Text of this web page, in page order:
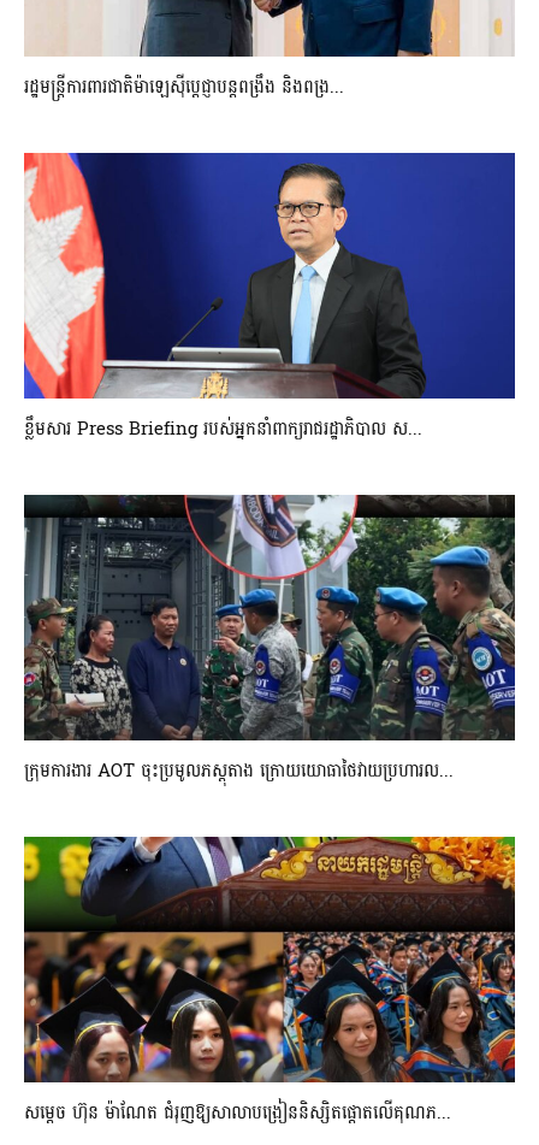
រដ្ឋមន្ត្រីការពារជាតិម៉ាឡេស៊ីប្ដេជ្ញាបន្តពង្រឹង និងពង្រ...
ខ្លឹមសារ Press Briefing របស់អ្នកនាំពាក្យរាជរដ្ឋាភិបាល ស...
ក្រុមការងារ AOT ចុះប្រមូលភស្តុតាង ក្រោយយោធាថៃវាយប្រហារល...
សម្តេច ហ៊ុន ម៉ាណែត ជំរុញឱ្យសាលាបង្រៀននិស្សិតផ្តោតលើគុណភ...